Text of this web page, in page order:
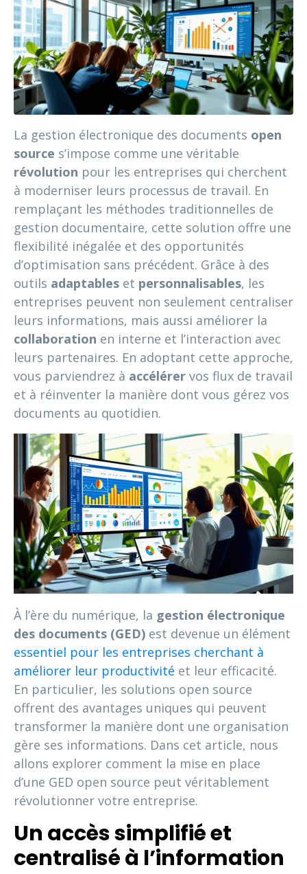
La gestion électronique des documents open
source s’impose comme une véritable
révolution pour les entreprises qui cherchent
à moderniser leurs processus de travail. En
remplaçant les méthodes traditionnelles de
gestion documentaire, cette solution offre une
flexibilité inégalée et des opportunités
d’optimisation sans précédent. Grâce à des
outils adaptables et personnalisables, les
entreprises peuvent non seulement centraliser
leurs informations, mais aussi améliorer la
collaboration en interne et l’interaction avec
leurs partenaires. En adoptant cette approche,
vous parviendrez à accélérer vos flux de travail
et à réinventer la manière dont vous gérez vos
documents au quotidien.
À l’ère du numérique, la gestion électronique
des documents (GED) est devenue un élément
essentiel pour les entreprises cherchant à
améliorer leur productivité et leur efficacité.
En particulier, les solutions open source
offrent des avantages uniques qui peuvent
transformer la manière dont une organisation
gère ses informations. Dans cet article, nous
allons explorer comment la mise en place
d’une GED open source peut véritablement
révolutionner votre entreprise.
Un accès simplifié et
centralisé à l’information